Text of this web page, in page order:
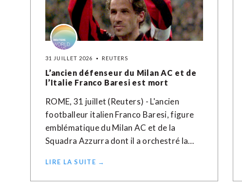
31 JUILLET 2026 REUTERS
L’ancien défenseur du Milan AC et de
l’Italie Franco Baresi est mort
ROME, 31 juillet (Reuters) - L'ancien
footballeur italien Franco Baresi, figure
emblématique du Milan AC et de la
Squadra Azzurra dont il a orchestré la…
LIRE LA SUITE →